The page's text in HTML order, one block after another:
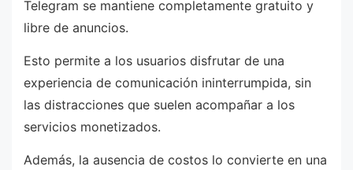
Telegram se mantiene completamente gratuito y
libre de anuncios.
Esto permite a los usuarios disfrutar de una
experiencia de comunicación ininterrumpida, sin
las distracciones que suelen acompañar a los
servicios monetizados.
Además, la ausencia de costos lo convierte en una